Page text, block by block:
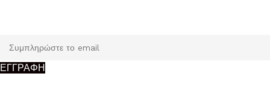
ΕΓΓΡΑΦΗ